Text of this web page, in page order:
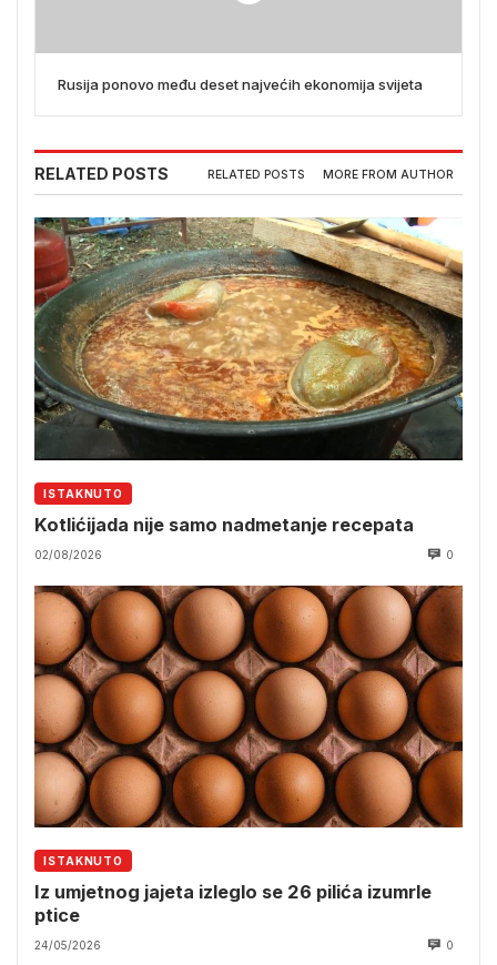
Rusija ponovo među deset najvećih ekonomija svijeta
RELATED POSTS RELATED POSTS MORE FROM AUTHOR
ISTAKNUTO
Kotlićijada nije samo nadmetanje recepata
02/08/2026 0
ISTAKNUTO
Iz umjetnog jajeta izleglo se 26 pilića izumrle
ptice
24/05/2026 0